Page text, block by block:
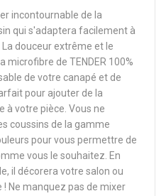
incontournable de la
qui s'adaptera facilement à
douceur extrême et le
microfibre de TENDER 100%
de votre canapé et de
pour ajouter de la
à votre pièce. Vous ne
coussins de la gamme
pour vous permettre de
vous le souhaitez. En
il décorera votre salon ou
Ne manquez pas de mixer